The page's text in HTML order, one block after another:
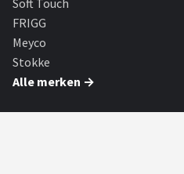
Soft Touch
FRIGG
Meyco
Stokke
Alle merken →